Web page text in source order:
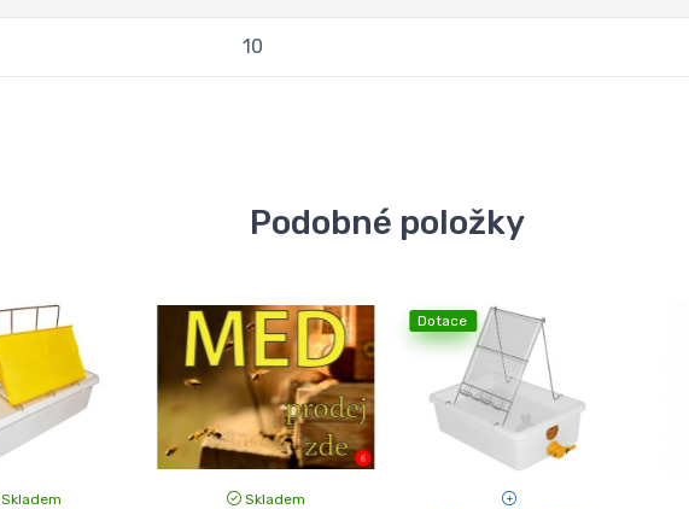
10
Podobné položky
Skladem Skladem
Dotace